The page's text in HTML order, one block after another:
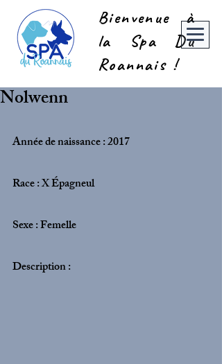
Bienvenue à
la Spa Du
Roannais !
Nolwenn
Année de naissance : 2017
Race : X Épagneul
Sexe : Femelle
Description :